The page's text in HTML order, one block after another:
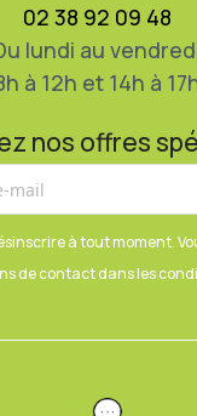
02 38 92 09 48
lundi au
à 12h et 14h à
nos offres
à tout moment.
de contact dans les